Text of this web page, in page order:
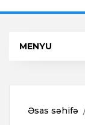
MENYU
Əsas səhifə